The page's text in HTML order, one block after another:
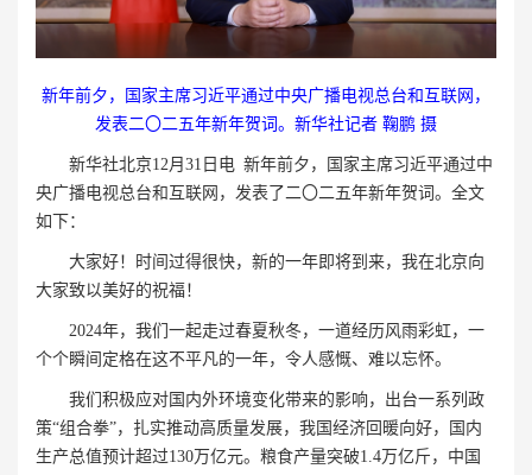
新年前夕，国家主席习近平通过中央广播电视总台和互联网，
发表二〇二五年新年贺词。新华社记者 鞠鹏 摄
新华社北京12月31日电 新年前夕，国家主席习近平通过中
央广播电视总台和互联网，发表了二〇二五年新年贺词。全文
如下：
大家好！时间过得很快，新的一年即将到来，我在北京向
大家致以美好的祝福！
2024年，我们一起走过春夏秋冬，一道经历风雨彩虹，一
个个瞬间定格在这不平凡的一年，令人感慨、难以忘怀。
我们积极应对国内外环境变化带来的影响，出台一系列政
策“组合拳”，扎实推动高质量发展，我国经济回暖向好，国内
生产总值预计超过130万亿元。粮食产量突破1.4万亿斤，中国